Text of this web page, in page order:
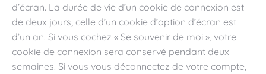
d’écran. La durée de vie d’un cookie de connexion est
de deux jours, celle d’un cookie d’option d’écran est
d’un an. Si vous cochez « Se souvenir de moi », votre
cookie de connexion sera conservé pendant deux
semaines. Si vous vous déconnectez de votre compte,